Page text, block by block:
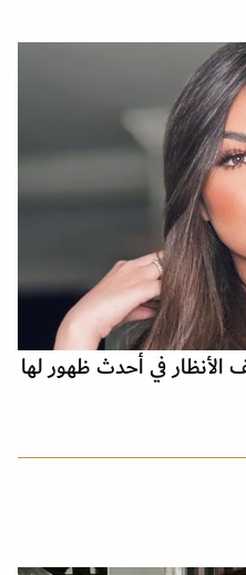
في أحدث ظهور لها